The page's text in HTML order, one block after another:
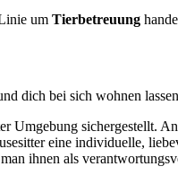
um Tierbetreuung
dich bei sich wohnen
sichergestellt.
eine individuelle,
ihnen als